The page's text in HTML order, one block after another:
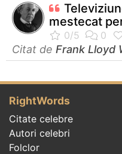
mestecat
Citat de Frank Lloyd
RightWords
Citate celebre
Autori celebri
Folclor